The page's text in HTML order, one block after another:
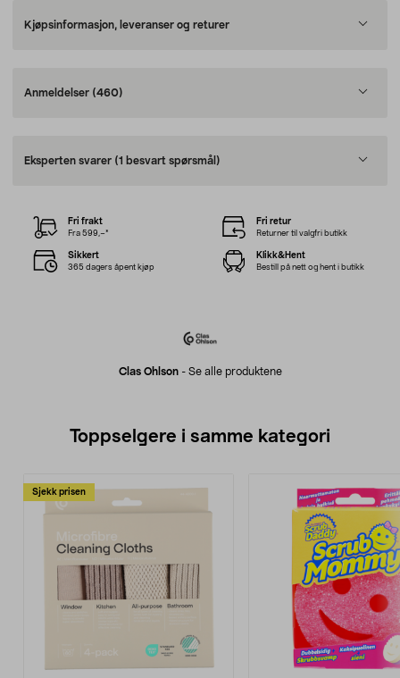
Kjøpsinformasjon, leveranser og returer
Anmeldelser (460)
Eksperten svarer (1 besvart spørsmål)
Clas Ohlson- Se alle produktene
Fri frakt
Fra 599,–*
Fri retur
Returner til valgfri butikk
Sikkert
365 dagers åpent kjøp
Klikk&Hent
Bestill på nett og hent i butikk
Toppselgere i samme kategori
Sjekk prisen